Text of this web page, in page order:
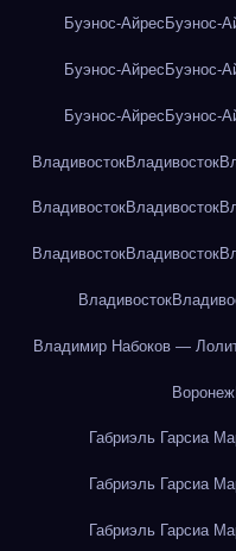
Буэнос-Айрес Буэнос-
Буэнос-Айрес Буэнос-
Буэнос-Айрес Буэнос-
ВладивостокВладивосток
ВладивостокВладивосток
ВладивостокВладивосток
Владивосток
Владимир Набоков —
Воронеж
Габриэль Гарсиа
Габриэль Гарсиа
Габриэль Гарсиа